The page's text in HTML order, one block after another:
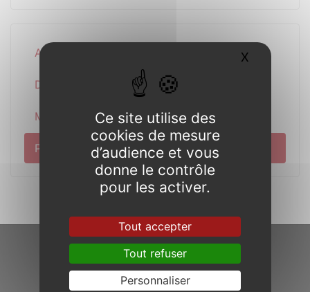
Actualité
Découverte
Municipalité
Pratique
À propos...
Ce site utilise des
cookies de mesure
d’audience et vous
donne le contrôle
pour les activer.
Tout accepter
Tout refuser
Personnaliser
X Masquer